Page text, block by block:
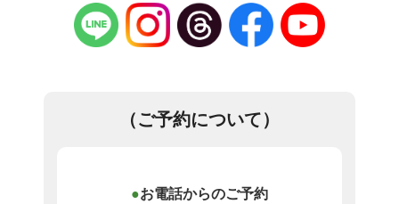
（ご予約について）
お電話からのご予約